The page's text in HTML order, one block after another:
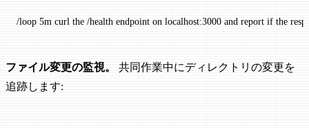
/loop 5m curl the /health endpoint on localhost:3000 and report if the
ファイル変更の監視。
共同作業中にディレクトリの変更を
追跡します: